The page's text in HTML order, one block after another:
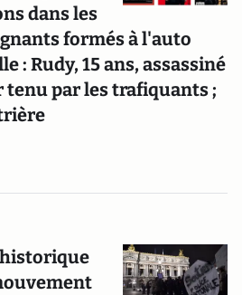
dans les
formés à l'auto
: Rudy, 15 ans, assassiné
tenu par les trafiquants ;